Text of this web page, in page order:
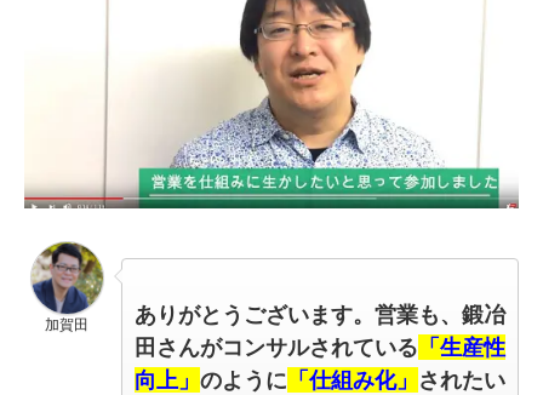
加賀田 ありがとうございます。 営業も、鍛冶
田さんがコンサルされている 「生産性
向上」 のように 「仕組み化」 されたい